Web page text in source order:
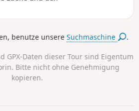
benutze unsereSuchmaschine .
GPX-Daten dieser Tour sind Eigentum
Bitte nicht ohne Genehmigung
kopieren.